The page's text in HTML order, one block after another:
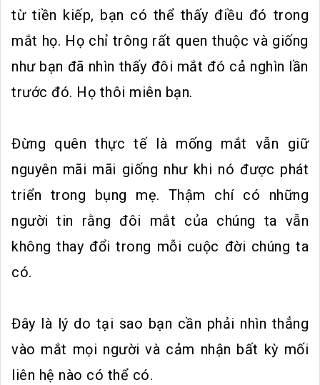
từ tiền kiếp, bạn có thể thấy điều đó trong
mắt họ. Họ chỉ trông rất quen thuộc và giống
như bạn đã nhìn thấy đôi mắt đó cả nghìn lần
trước đó. Họ thôi miên bạn.
Đừng quên thực tế là mống mắt vẫn giữ
nguyên mãi mãi giống như khi nó được phát
triển trong bụng mẹ. Thậm chí có những
người tin rằng đôi mắt của chúng ta vẫn
không thay đổi trong mỗi cuộc đời chúng ta
có.
Đây là lý do tại sao bạn cần phải nhìn thẳng
vào mắt mọi người và cảm nhận bất kỳ mối
liên hệ nào có thể có.